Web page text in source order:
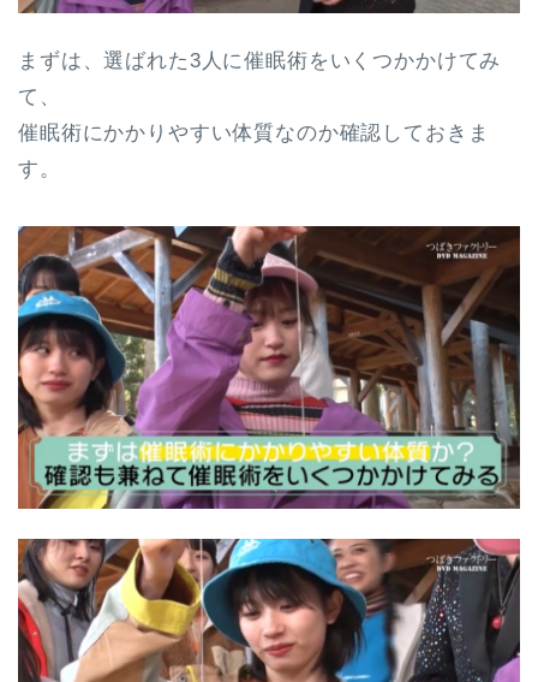
まずは、選ばれた3人に催眠術をいくつかかけてみ
て、
催眠術にかかりやすい体質なのか確認しておきま
す。